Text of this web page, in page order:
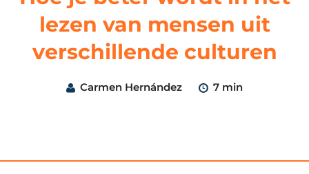
lezen van mensen uit
verschillende culturen
Carmen Hernández 7 min